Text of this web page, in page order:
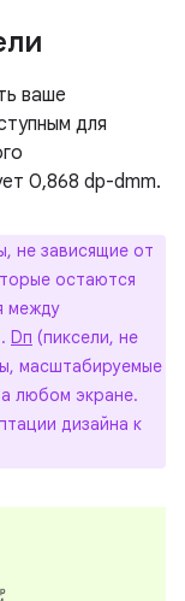
ваше
для
0,868 dp-dmm.
не зависящие от
остаются
между
Dп (пиксели, не
масштабируемые
любом экране.
дизайна к